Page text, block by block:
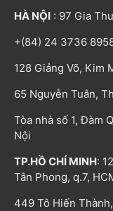
HÀ NỘI : 97 Gia
+(84) 24 3736
128 Giảng Võ, Kim
65 Nguyễn Tuân,
Tòa nhà số 1, Đàm
Nội
TP.HỒ CHÍ MINH:
Tân Phong, q.7,
449 Tô Hiến